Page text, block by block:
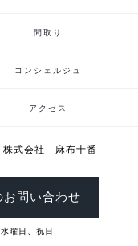
間取り
コンシェルジュ
アクセス
株式会社 麻布十番
お問い合わせ
曜日、祝日